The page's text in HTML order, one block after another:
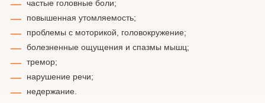
частые головные боли;
повышенная утомляемость;
проблемы с моторикой, головокружение;
болезненные ощущения и спазмы мышц;
тремор;
нарушение речи;
недержание.